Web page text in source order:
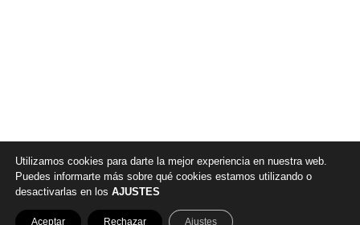
© 2026 |Política de privacidad|Aviso legal
Utilizamos cookies para darte la mejor experiencia en nuestra web.
Puedes informarte más sobre qué cookies estamos utilizando o
desactivarlas en los AJUSTES
Aceptar Rechazar Ajustes